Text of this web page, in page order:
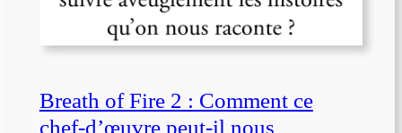
Breath of Fire 2 : Comment ce
chef-d’œuvre peut-il nous